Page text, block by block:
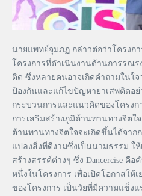
นายแพทย์จุมภฏ กล่าวต่อว่าโครงกา
โครงการที่ดำเนินงานด้านการรณ
ติด ซึ่งหลายคนอาจเกิดคำถามในใจ
ป้องกันและแก้ไขปัญหายาเสพติดอย่
กระบวนการและแนวคิดของโครงก
การเสริมสร้างภูมิต้านทานทางจิตใ
ต้านทานทางจิตใจจะเกิดขึ้นได้จาก
แปลงสิ่งที่ดีงามซึ่งเป็นนามธรรม ใ
สร้างสรรค์ต่างๆ ซึ่ง Dancercise คื
หนึ่งในโครงการ เพื่อเปิดโอกาสให้
ของโครงการ เป็นวัยที่มีความแข็ง